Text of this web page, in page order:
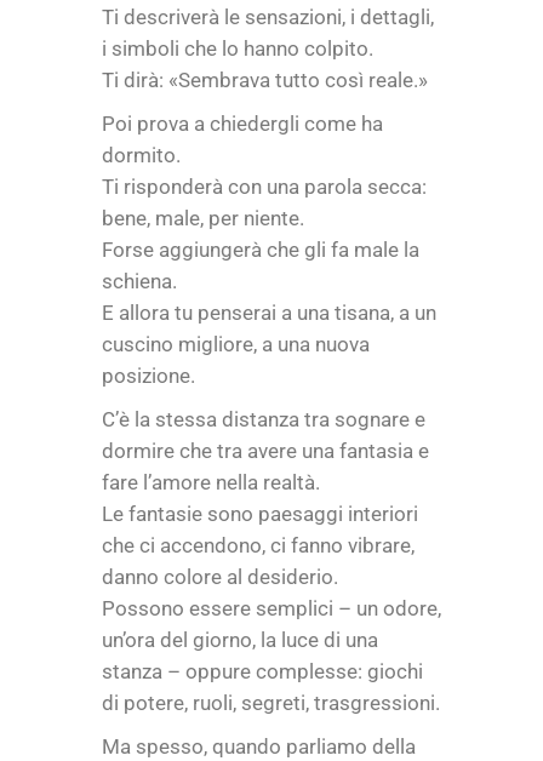
Ti descriverà le sensazioni, i dettagli,
i simboli che lo hanno colpito.
Ti dirà: «Sembrava tutto così reale.»
Poi prova a chiedergli come ha
dormito.
Ti risponderà con una parola secca:
bene, male, per niente.
Forse aggiungerà che gli fa male la
schiena.
E allora tu penserai a una tisana, a un
cuscino migliore, a una nuova
posizione.
C’è la stessa distanza tra sognare e
dormire che tra avere una fantasia e
fare l’amore nella realtà.
Le fantasie sono paesaggi interiori
che ci accendono, ci fanno vibrare,
danno colore al desiderio.
Possono essere semplici – un odore,
un’ora del giorno, la luce di una
stanza – oppure complesse: giochi
di potere, ruoli, segreti, trasgressioni.
Ma spesso, quando parliamo della